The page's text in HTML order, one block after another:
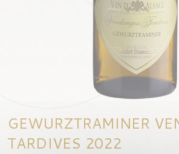
GEWURZTRAMINER
TARDIVES 2022